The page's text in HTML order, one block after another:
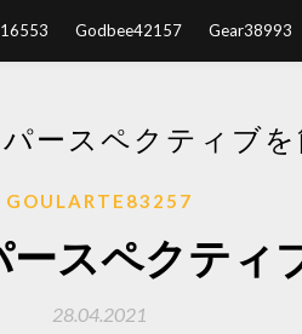
Godbee42157 Gear38993
ースペクティブを
GOULARTE83257
スペクティ
28.04.2021